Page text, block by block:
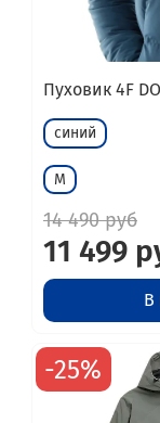
Пуховик 4F
синий
M
14 490 руб
11 499
В
-25%